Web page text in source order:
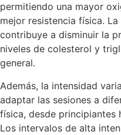
permitiendo una mayor
mejor resistencia física.
contribuye a disminuir la
niveles de colesterol y
general.
Además, la intensidad
adaptar las sesiones a
física, desde principiantes
Los intervalos de alta